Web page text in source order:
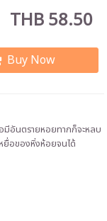
THB 58.50
Buy Now
มีอันตรายหอยทากก็จะหลบ
ยื่อของหิ่งห้อยจนได้